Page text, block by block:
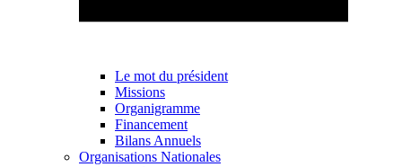
Le mot du président
Missions
Organigramme
Financement
Bilans Annuels
Organisations Nationales